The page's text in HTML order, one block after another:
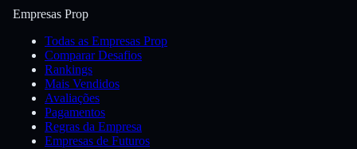
Empresas Prop
Todas as Empresas Prop
Comparar Desafios
Rankings
Mais Vendidos
Avaliações
Pagamentos
Regras da Empresa
Empresas de Futuros